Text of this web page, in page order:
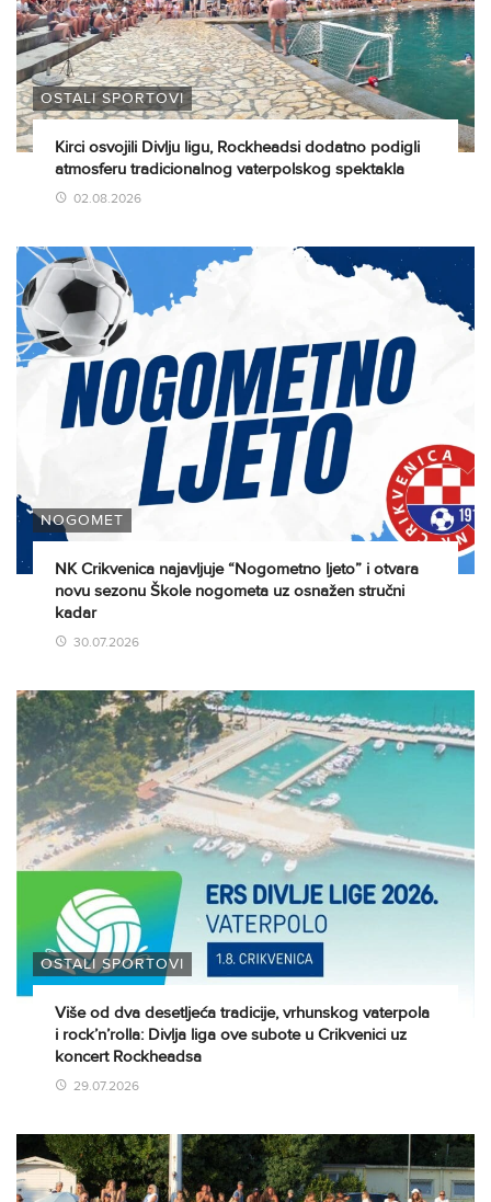
OSTALI SPORTOVI
Kirci osvojili Divlju ligu, Rockheadsi dodatno podigli
atmosferu tradicionalnog vaterpolskog spektakla
02.08.2026
NOGOMET
NK Crikvenica najavljuje “Nogometno ljeto” i otvara
novu sezonu Škole nogometa uz osnažen stručni
kadar
30.07.2026
OSTALI SPORTOVI
Više od dva desetljeća tradicije, vrhunskog vaterpola
i rock’n’rolla: Divlja liga ove subote u Crikvenici uz
koncert Rockheadsa
29.07.2026